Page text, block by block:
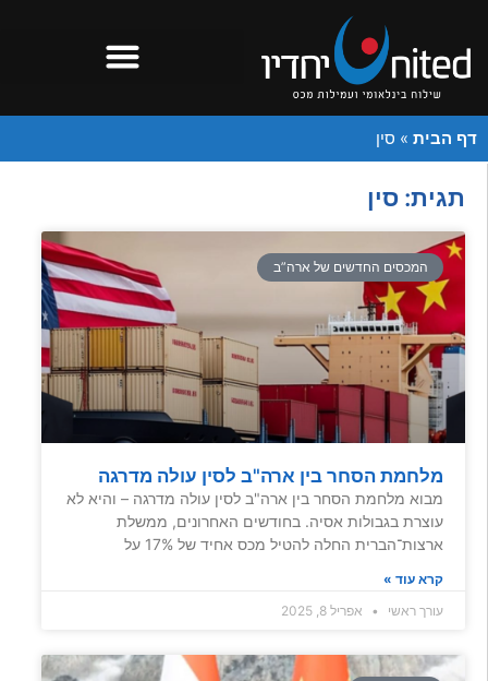
דף הבית » סין
תגית: סין
המכסים החדשים של ארה”ב
מלחמת הסחר בין ארה"ב לסין עולה מדרגה
מבוא מלחמת הסחר בין ארה"ב לסין עולה מדרגה – והיא לא
עוצרת בגבולות אסיה. בחודשים האחרונים, ממשלת
ארצות־הברית החלה להטיל מכס אחיד של 17% על
קרא עוד »
עורך ראשי
אפריל 8, 2025